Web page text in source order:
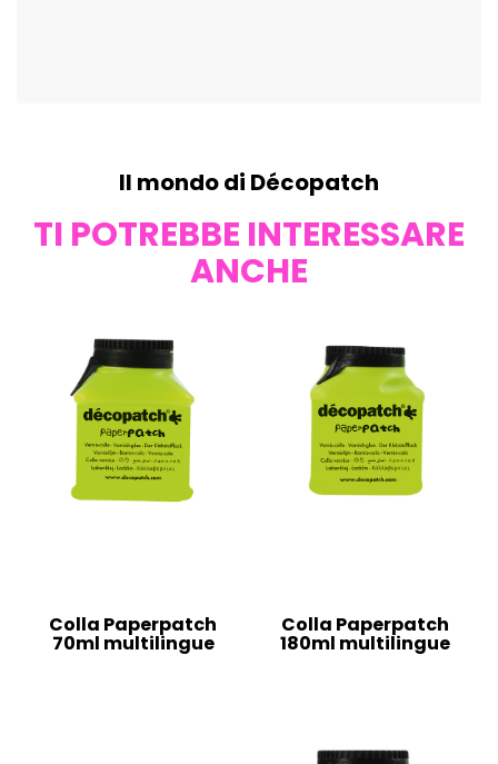
Il mondo di Décopatch
TI POTREBBE INTERESSARE
ANCHE
Colla Paperpatch
70ml multilingue
Colla Paperpatch
180ml multilingue